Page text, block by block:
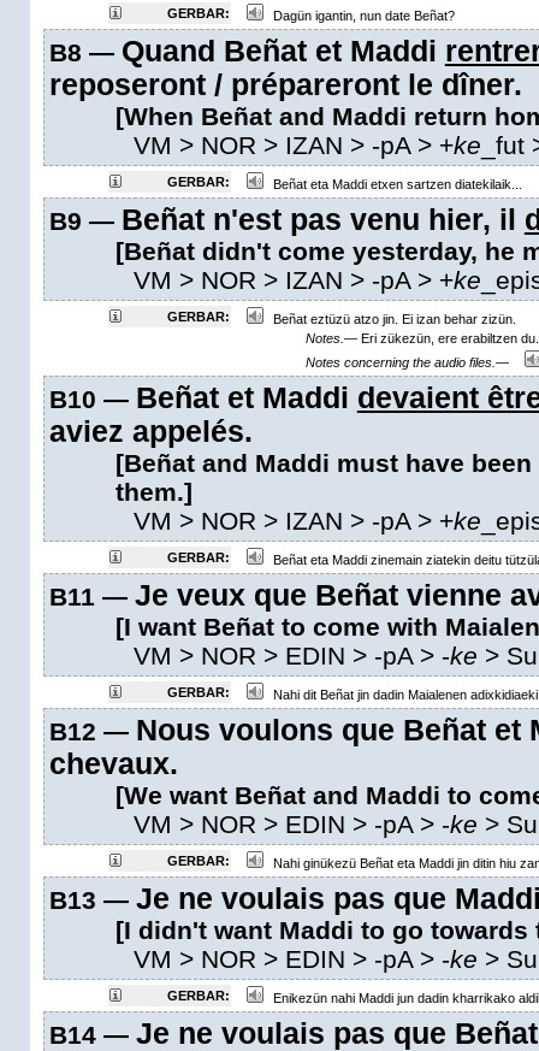
GERBAR: Dagün igantin, nun date Beñat?
B8 — Quand Beñat et Maddi
reposeront / prépareront le dîner.
[When Beñat and Maddi return
VM > NOR > IZAN > -pA> +ke _fut
GERBAR: Beñat eta Maddi etxen sartzen diatekilaik...
B9 — Beñat n'est pas venu hier, il
[Beñat didn't come yesterday, he
VM > NOR > IZAN > -pA> +ke
GERBAR:
Beñat eztüzü atzo jin. Ei izan behar zizün.
Notes.—Eri zükezün, ere erabiltzen du.
Notes concerning the audio files.—
B10 — Beñat et Maddi devaient
aviez appelés.
[Beñat and Maddi must have
them.]
VM > NOR > IZAN > -pA> +ke
GERBAR: Beñat eta Maddi zinemain ziatekin deitu
B11 — Je veux que Beñat vienne
[I want Beñat to come with
VM > NOR > EDIN > -pA> -ke >
GERBAR: Nahi dit Beñat jin dadin Maialenen
B12 — Nous voulons que Beñat et
chevaux.
[We want Beñat and Maddi to
VM > NOR > EDIN > -pA> -ke >
GERBAR: Nahi ginükezü Beñat eta Maddi jin ditin hiu
B13 — Je ne voulais pas que
[I didn't want Maddi to go towards
VM > NOR > EDIN > -pA> -ke >
GERBAR: Enikezün nahi Maddi jun dadin kharrikako
B14 — Je ne voulais pas que